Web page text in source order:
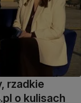
rzadkie
o kulisach